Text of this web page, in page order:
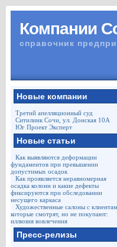
Компании
справочник
Новые компании
Третий апелляционный суд
Ситилинк Сочи, ул. Донская 10А
Юг Проект Эксперт
Новые статьи
Как выявляются деформации
фундаментов при превышении
допустимых осадок
Как проявляется неравномерная
осадка колонн и какие дефекты
фиксируются при обследовании
несущего каркаса
Художественные салоны с
которые смотрят, но не покупают:
иллюзия вовлечения
Пресс-релизы